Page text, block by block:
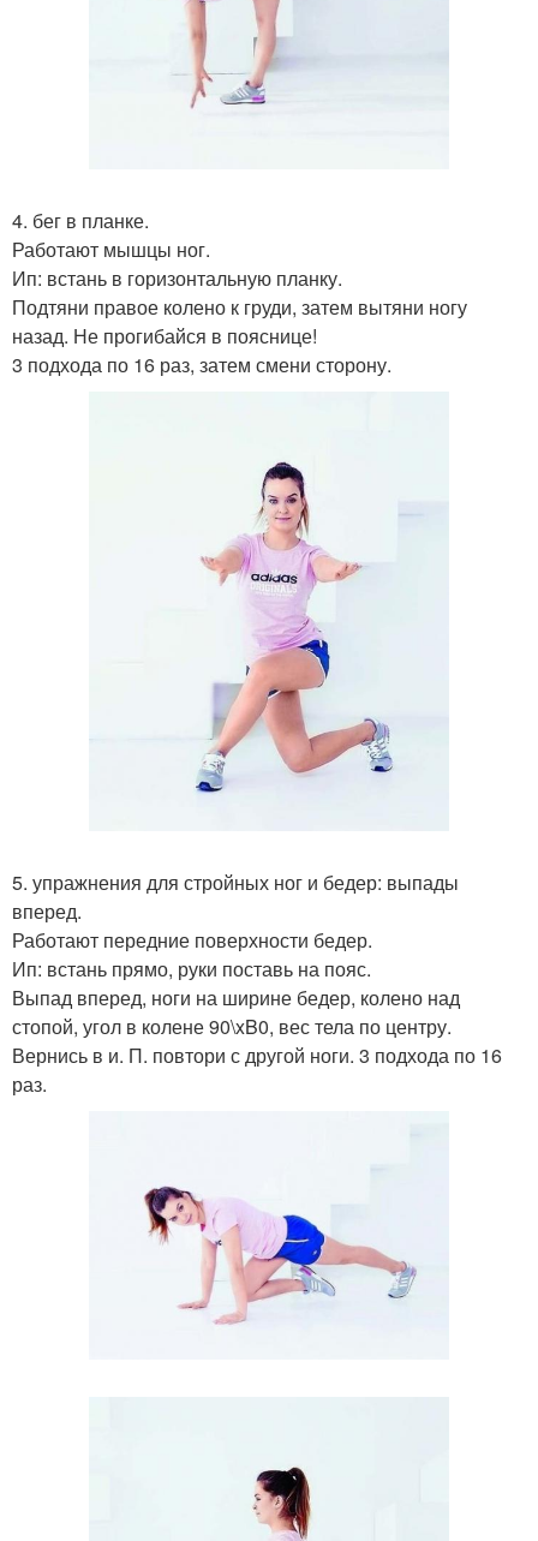
4. бег в планке.
Работают мышцы ног.
Ип: встань в горизонтальную планку.
Подтяни правое колено к груди, затем вытяни ногу
назад. Не прогибайся в пояснице!
3 подхода по 16 раз, затем смени сторону.
5. упражнения для стройных ног и бедер: выпады
вперед.
Работают передние поверхности бедер.
Ип: встань прямо, руки поставь на пояс.
Выпад вперед, ноги на ширине бедер, колено над
стопой, угол в колене 90\xB0, вес тела по центру.
Вернись в и. П. повтори с другой ноги. 3 подхода по 16
раз.